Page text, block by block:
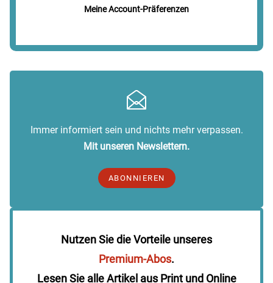
Meine Account-Präferenzen
Immer informiert sein und nichts mehr verpassen.
Mit unseren Newslettern.
ABONNIEREN
Nutzen Sie die Vorteile unseres
Premium-Abos.
Lesen Sie alle Artikel aus Print und Online